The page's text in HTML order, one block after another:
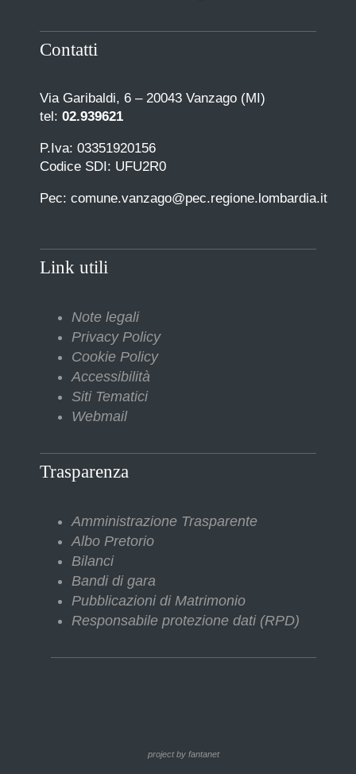
Contatti
Via Garibaldi, 6 – 20043 Vanzago (MI)
tel: 02.939621
P.Iva: 03351920156
Codice SDI: UFU2R0
Pec: comune.vanzago@pec.regione.lombardia.it
Link utili
Note legali
Privacy Policy
Cookie Policy
Accessibilità
Siti Tematici
Webmail
Trasparenza
Amministrazione Trasparente
Albo Pretorio
Bilanci
Bandi di gara
Pubblicazioni di Matrimonio
Responsabile protezione dati (RPD)
project by fantanet